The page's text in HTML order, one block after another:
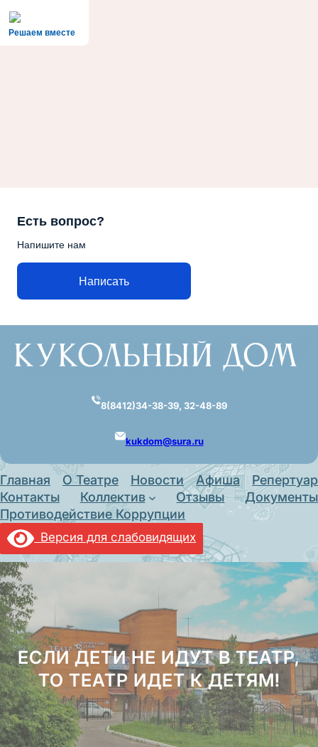
Решаем вместе
Есть вопрос?
Напишите нам
Написать
содержимому
8(8412)34-38-39, 32-48-89
kukdom@sura.ru
Главная О Театре Новости Афиша
Репертуар
Контакты
Коллектив Отзывы
Документы
Противодействие Коррупции
Версия для слабовидящих
ЕСЛИ ДЕТИ НЕ ИДУТ В ТЕАТР,
ТО ТЕАТР ИДЕТ К ДЕТЯМ!